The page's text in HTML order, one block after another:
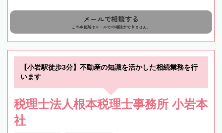
メールで相談する
この事務所はメールでの相談ができません。
【小岩駅徒歩3分】不動産の知識を活かした相続業務を行
います
税理士法人根本税理士事務所 小岩本
社